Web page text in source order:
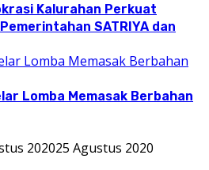
Kalurahan Perkuat
SATRIYA dan
Lomba Memasak Berbahan
202025 Agustus 2020